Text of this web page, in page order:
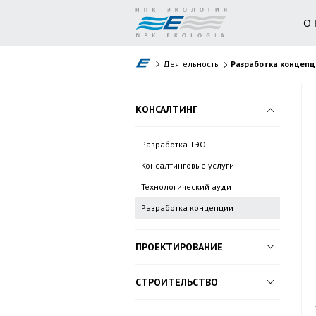
О
Деятельность Разработка
КОНСАЛТИНГ
Разработка ТЭО
Консалтинговые услуги
Технологический аудит
Разработка концепции
ПРОЕКТИРОВАНИЕ
проектирование
СТРОИТЕЛЬСТВО